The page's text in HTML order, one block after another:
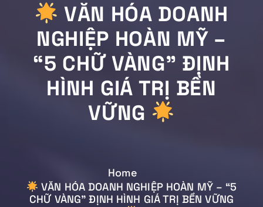
VĂN HÓA DOANH
NGHIỆP HOÀN MỸ –
“5 CHỮ VÀNG” ĐỊNH
HÌNH GIÁ TRỊ BỀN
VỮNG
Home
VĂN HÓA DOANH NGHIỆP HOÀN MỸ – “5
CHỮ VÀNG” ĐỊNH HÌNH GIÁ TRỊ BỀN VỮNG